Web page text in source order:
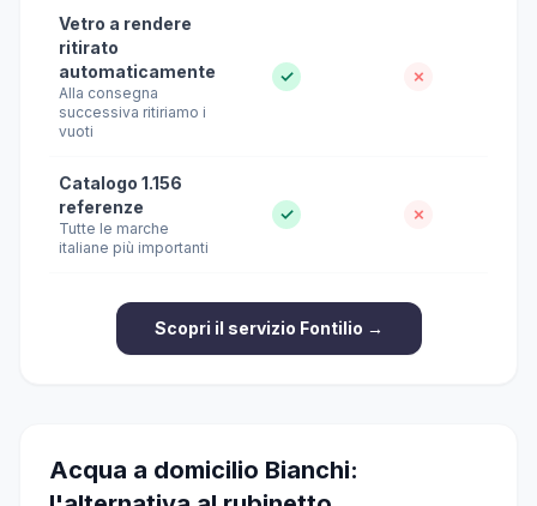
Vetro a rendere
ritirato
automaticamente
Alla consegna
successiva ritiriamo i
vuoti
✓ ✗
Catalogo 1.156
referenze
Tutte le marche
italiane più importanti
✓ ✗
Scopri il servizio Fontilio →
Acqua a domicilio Bianchi: